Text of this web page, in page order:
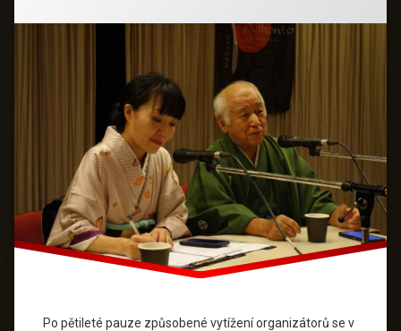
Po pětileté pauze způsobené vytížení organizátorů se v